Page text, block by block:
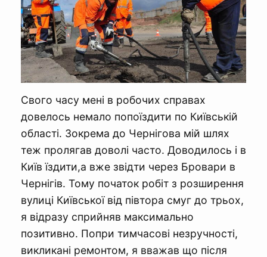
Свого часу мені в робочих справах
довелось немало попоїздити по Київській
області. Зокрема до Чернігова мій шлях
теж пролягав доволі часто. Доводилось і в
Київ їздити,а вже звідти через Бровари в
Чернігів. Тому початок робіт з розширення
вулиці Київської від півтора смуг до трьох,
я відразу сприйняв максимально
позитивно. Попри тимчасові незручності,
викликані ремонтом, я вважав що після